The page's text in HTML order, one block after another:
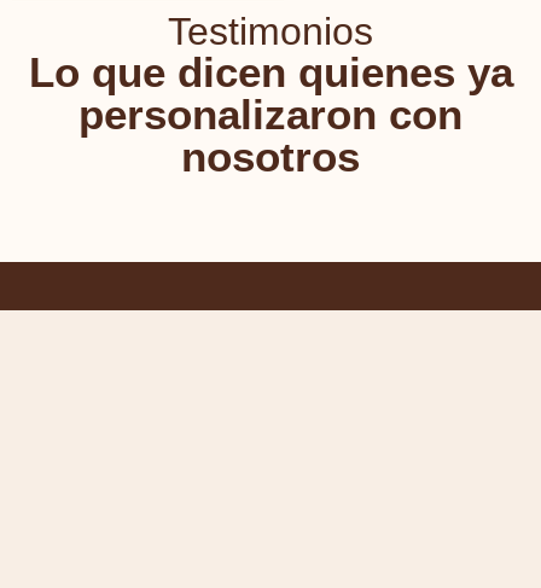
Testimonios
Lo que dicen quienes ya
personalizaron con
nosotros